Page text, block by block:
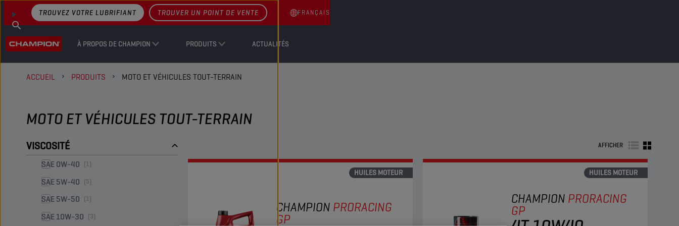
À PROPOS DE CHAMPION PRODUITS ACTUALITÉS
TROUVEZ VOTRE LUBRIFIANT TROUVER UN POINT DE VENTE FRANÇAIS
ACCUEIL PRODUITS MOTO ET VÉHICULES TOUT-TERRAIN
MOTO ET VÉHICULES TOUT-TERRAIN
VISCOSITÉ
SAE 0W-40 (1)
SAE 5W-40 (5)
SAE 5W-50 (1)
SAE 10W-30 (3)
AFFICHER
HUILES MOTEUR
CHAMPION PRORACING
GP
HUILES MOTEUR
CHAMPION PRORACING
GP